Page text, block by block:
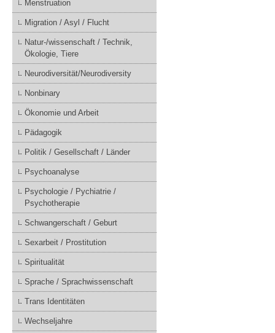
Menstruation
Migration / Asyl / Flucht
Natur-/wissenschaft / Technik,
Ökologie, Tiere
Neurodiversität/Neurodiversity
Nonbinary
Ökonomie und Arbeit
Pädagogik
Politik / Gesellschaft / Länder
Psychoanalyse
Psychologie / Pychiatrie /
Psychotherapie
Schwangerschaft / Geburt
Sexarbeit / Prostitution
Spiritualität
Sprache / Sprachwissenschaft
Trans Identitäten
Wechseljahre